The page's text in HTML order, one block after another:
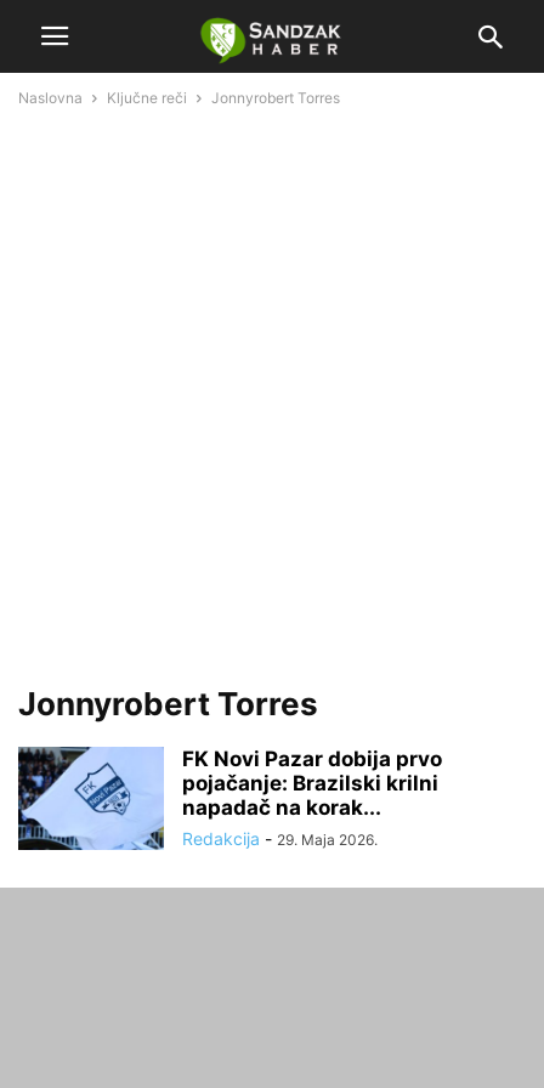
Naslovna Ključne reči Jonnyrobert Torres
Jonnyrobert Torres
FK Novi Pazar dobija prvo
pojačanje: Brazilski krilni
napadač na korak...
Redakcija - 29. Maja 2026.